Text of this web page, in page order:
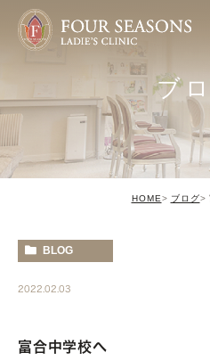
ブ
HOME ブログ
BLOG
2022.02.03
富合中学校へ